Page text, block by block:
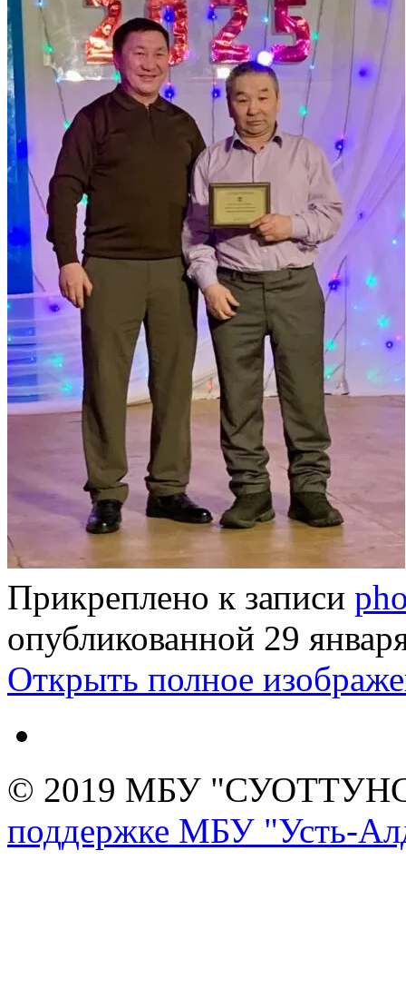
Прикреплено к записи
опубликованной 29
Открыть полное
© 2019 МБУ
поддержке МБУ "Усть-